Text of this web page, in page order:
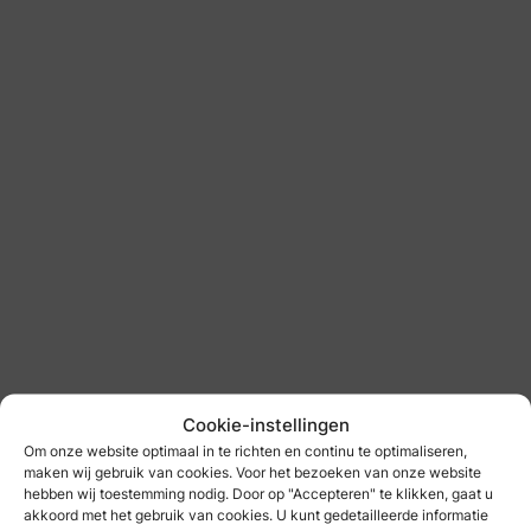
Cookie-instellingen
Om onze website optimaal in te richten en continu te optimaliseren,
maken wij gebruik van cookies. Voor het bezoeken van onze website
hebben wij toestemming nodig. Door op "Accepteren" te klikken, gaat u
akkoord met het gebruik van cookies. U kunt gedetailleerde informatie
Gents | Zwolle